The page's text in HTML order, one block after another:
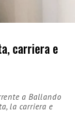
carriera e
a Ballando
la carriera e